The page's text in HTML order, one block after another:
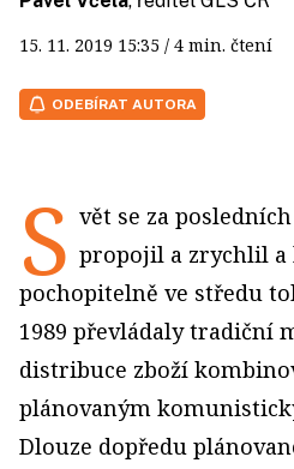
15. 11. 2019 15:35 / 4 min. čtení
ODEBÍRAT AUTORA
S vět se za
propojil a zrychlil a
pochopitelně ve středu
1989 převládaly tradiční
distribuce zboží
plánovaným
Dlouze dopředu